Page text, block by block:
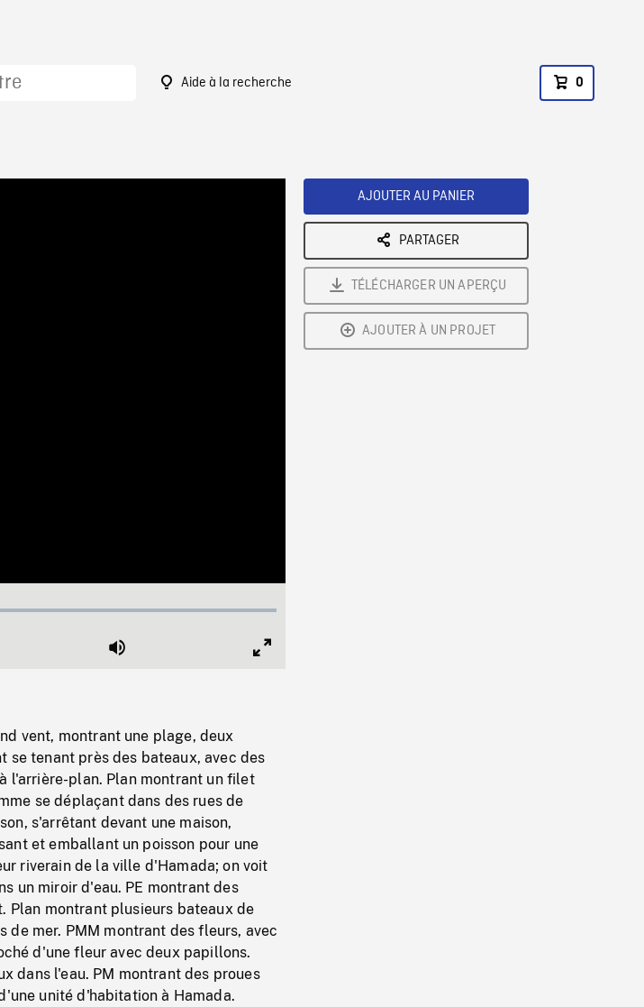
Aide à la recherche 0
Mute
vent, montrant une plage, deux
se tenant près des bateaux, avec des
l'arrière-plan. Plan montrant un filet
se déplaçant dans des rues de
s'arrêtant devant une maison,
et emballant un poisson pour une
riverain de la ville d'Hamada; on voit
un miroir d'eau. PE montrant des
Plan montrant plusieurs bateaux de
de mer. PMM montrant des fleurs, avec
d'une fleur avec deux papillons.
dans l'eau. PM montrant des proues
unité d'habitation à Hamada.
AJOUTER AU PANIER
PARTAGER
TÉLÉCHARGER UN APERÇU
AJOUTER À UN PROJET